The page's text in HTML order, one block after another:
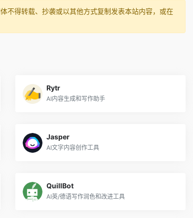
不得转载、抄袭或以其他方式复制发表本站内容，或在
Rytr
AI内容生成和写作助手
Jasper
AI文字内容创作工具
QuillBot
AI英/德语写作润色和改进工具